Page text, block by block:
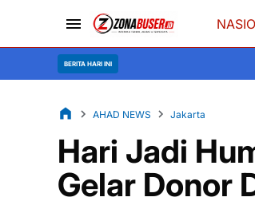
BERITA HARI INI
AHAD NEWS Jakarta
Hari Jadi
Gelar Donor